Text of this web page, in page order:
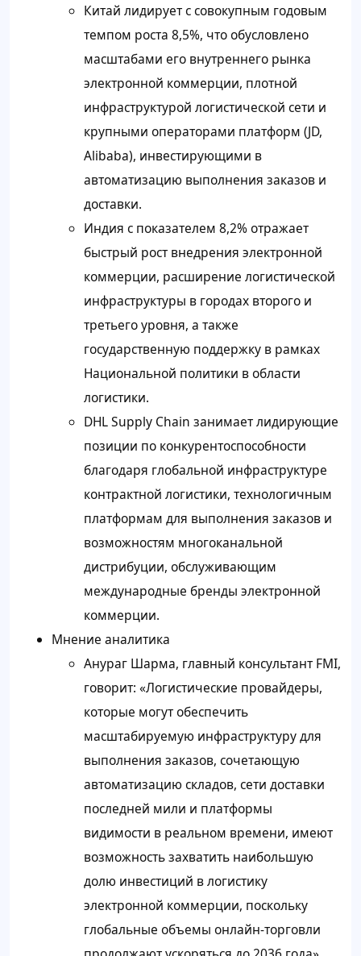
Китай лидирует с совокупным годовым
темпом роста 8,5%, что обусловлено
масштабами его внутреннего рынка
электронной коммерции, плотной
инфраструктурой логистической сети и
крупными операторами платформ (JD,
Alibaba), инвестирующими в
автоматизацию выполнения заказов и
доставки.
Индия с показателем 8,2% отражает
быстрый рост внедрения электронной
коммерции, расширение логистической
инфраструктуры в городах второго и
третьего уровня, а также
государственную поддержку в рамках
Национальной политики в области
логистики.
DHL Supply Chain занимает лидирующие
позиции по конкурентоспособности
благодаря глобальной инфраструктуре
контрактной логистики, технологичным
платформам для выполнения заказов и
возможностям многоканальной
дистрибуции, обслуживающим
международные бренды электронной
коммерции.
Мнение аналитика
Анураг Шарма, главный консультант FMI,
говорит: «Логистические провайдеры,
которые могут обеспечить
масштабируемую инфраструктуру для
выполнения заказов, сочетающую
автоматизацию складов, сети доставки
последней мили и платформы
видимости в реальном времени, имеют
возможность захватить наибольшую
долю инвестиций в логистику
электронной коммерции, поскольку
глобальные объемы онлайн-торговли